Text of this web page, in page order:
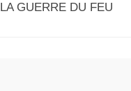
LA GUERRE DU FEU